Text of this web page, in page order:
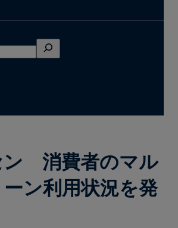
ン 消費者のマル
ン利用状況を発